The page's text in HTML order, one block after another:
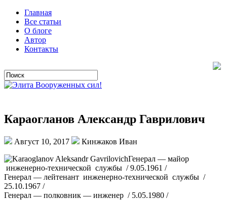
Главная
Все статьи
О блоге
Автор
Контакты
Караогланов Александр Гаврилович
Август 10, 2017
Кинжаков Иван
Генерал — майор
инженерно-технической службы / 9.05.1961 /
Генерал — лейтенант инженерно-технической службы /
25.10.1967 /
Генерал — полковник — инженер / 5.05.1980 /